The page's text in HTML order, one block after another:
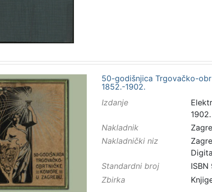
50-godišnjica Trgovačko-
1852.-1902.
Izdanje
1902.
Nakladnik
Nakladnički niz
Standardni broj
Zbirka